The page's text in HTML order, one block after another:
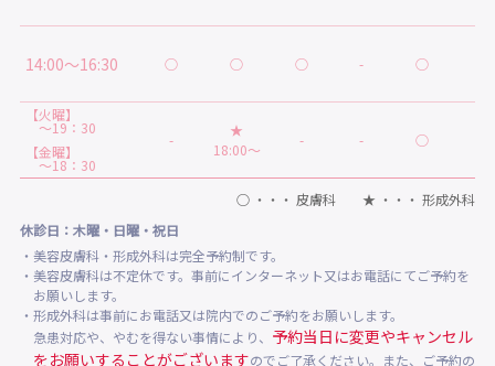
14:00～16:30 ○ ○ ○ - ○
【火曜】
～19：30
【金曜】
～18：30
-
★
18:00～
- - ○
○ ・・・ 皮膚科 ★ ・・・ 形成外科
休診日：木曜・日曜・祝日
・美容皮膚科・形成外科は完全予約制です。
・美容皮膚科は不定休です。事前にインターネット又はお電話にてご予約を
お願いします。
・形成外科は事前にお電話又は院内でのご予約をお願いします。
急患対応や、やむを得ない事情により、 予約当日に変更やキャンセル
をお願いすることがございますのでご了承ください。また、ご予約の